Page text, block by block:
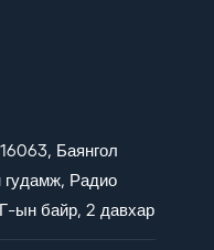
Баянгол
гудамж, Радио
ын байр, 2 давхар